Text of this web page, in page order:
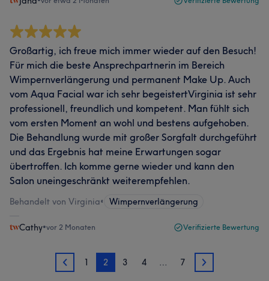
Großartig, ich freue mich immer wieder auf den Besuch!
Für mich die beste Ansprechpartnerin im Bereich
Wimpernverlängerung und permanent Make Up. Auch
vom Aqua Facial war ich sehr begeistertVirginia ist sehr
professionell, freundlich und kompetent. Man fühlt sich
vom ersten Moment an wohl und bestens aufgehoben.
Die Behandlung wurde mit großer Sorgfalt durchgeführt
und das Ergebnis hat meine Erwartungen sogar
übertroffen. Ich komme gerne wieder und kann den
Salon uneingeschränkt weiterempfehlen.
Behandelt von Virginia• Wimpernverlängerung
Cathy•vor 2 Monaten Verifizierte Bewertung
1 1 2 3 4 … 7 3